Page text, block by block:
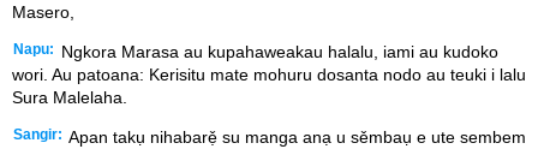
Masero,
Napu:
Ngkora Marasa au kupahaweakau halalu, iami au kudoko
wori. Au patoana: Kerisitu mate mohuru dosanta nodo au teuki i lalu
Sura Malelaha.
Sangir: Apan takụ nihabarẹ̌ su manga anạ u sěmbaụ e ute sembem